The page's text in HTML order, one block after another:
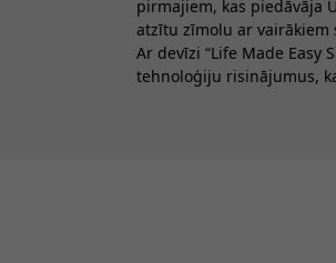
pirmajiem, kas piedāvāja
atzītu zīmolu ar
Ar devīzi “Life Made Easy
tehnoloģiju risinājumus,